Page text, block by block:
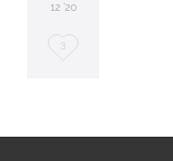
12 '20
Love
3